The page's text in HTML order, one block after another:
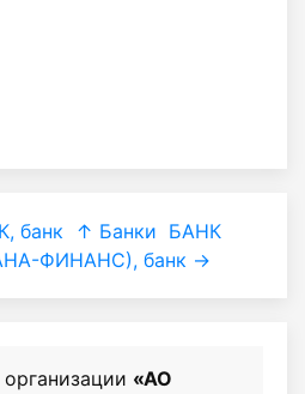
банк ↑ Банки БАНК
ФИНАНС), банк →
«АО